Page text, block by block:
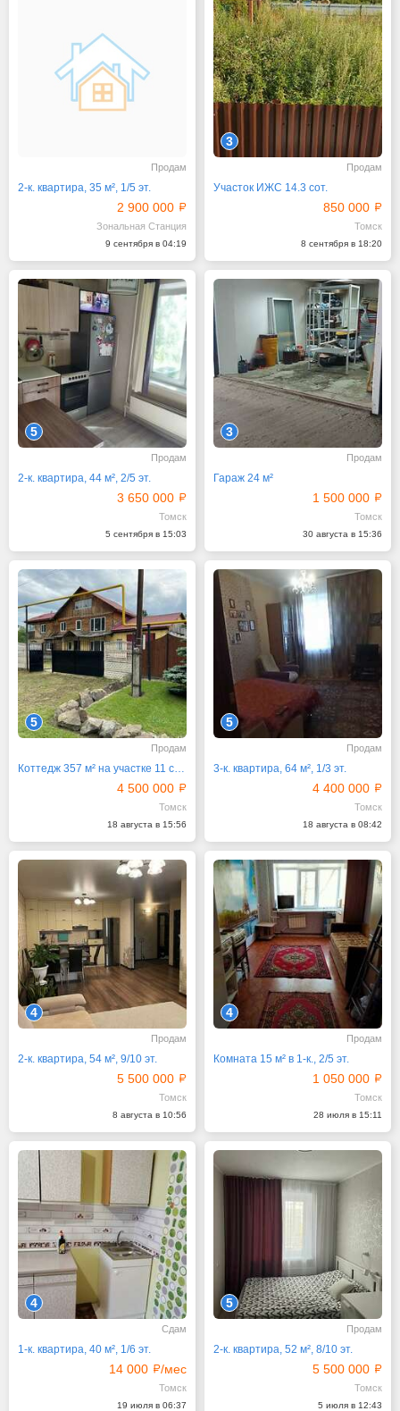
Продам
2-к. квартира, 35 м², 1/5 эт.
2 900 000
Зональная Станция
9 сентября в 04:19
3
Продам
Участок ИЖС 14.3 сот.
850 000
Томск
8 сентября в 18:20
5
Продам
2-к. квартира, 44 м², 2/5 эт.
3 650 000
Томск
5 сентября в 15:03
3
Продам
Гараж 24 м²
1 500 000
Томск
30 августа в 15:36
5
Продам
4 500 000
Томск
18 августа в 15:56
5
Продам
3-к. квартира, 64 м², 1/3 эт.
4 400 000
Томск
18 августа в 08:42
4
Продам
2-к. квартира, 54 м², 9/10 эт.
5 500 000
Томск
8 августа в 10:56
4
Продам
Комната 15 м² в 1-к., 2/5 эт.
1 050 000
Томск
28 июля в 15:11
4
Сдам
1-к. квартира, 40 м², 1/6 эт.
14 000 /мес
Томск
19 июля в 06:37
5
Продам
2-к. квартира, 52 м², 8/10 эт.
5 500 000
Томск
5 июля в 12:43